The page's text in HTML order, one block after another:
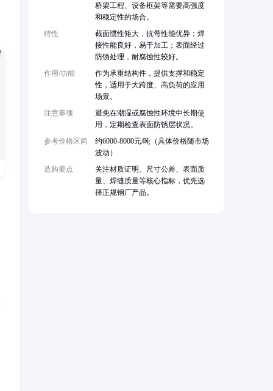
桥梁工程、设备框架等需要高强度
和稳定性的场合。
特性
截面惯性矩大，抗弯性能优异；焊
接性能良好，易于加工；表面经过
防锈处理，耐腐蚀性较好。
作用/功能
作为承重结构件，提供支撑和稳定
性，适用于大跨度、高负荷的应用
场景。
注意事项
避免在潮湿或腐蚀性环境中长期使
用，定期检查表面防锈层状况。
参考价格区间
约6000-8000元/吨（具体价格随市场
波动）
选购要点
关注材质证明、尺寸公差、表面质
量、焊缝质量等核心指标，优先选
择正规钢厂产品。